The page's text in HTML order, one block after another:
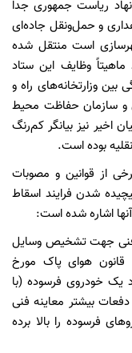
از نهاد ریاست جمهوری جدا
و حمل‌ونقل جاده‌ای
است منتقل شده
وظایف این ستاد
بین وزارتخانه‌های راه و
و سازمان حفاظت محیط
اخیر نیز بیانگر کم‌رنگ
بوده است.
از قوانین و مصوبات
شدن فرایند اسقاط
اشاره شده است:
فنی جهت تشخیص وسایل
فرسوده در آئین‌نامه اجرایی ماده (۸) قانون هوای پاک مورخ
تردد یک خودروی فرسوده (با
بیشتر معاینه فنی
فرسوده را بالا برده